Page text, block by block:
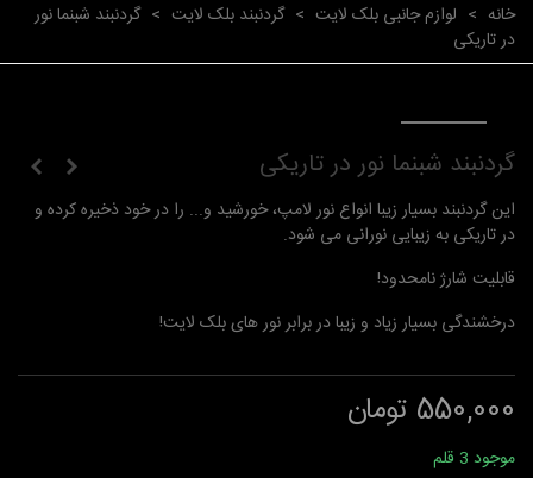
خانه > لوازم جانبی بلک لایت > گردنبند بلک لایت > گردنبند شبنما نور
در تاریکی
گردنبند شبنما نور در تاریکی
این گردنبند بسیار زیبا انواع نور لامپ، خورشید و... را در خود ذخیره کرده و
در تاریکی به زیبایی نورانی می شود.
قابلیت شارژ نامحدود!
درخشندگی بسیار زیاد و زیبا در برابر نور های بلک لایت!
550,000 تومان
موجود 3 قلم